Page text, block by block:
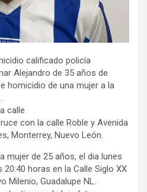
calificado policía
Alejandro de 35 años de
homicidio de una mujer a la
calle
con la calle Roble y Avenida
Monterrey, Nuevo León.
mujer de 25 años, el dia lunes
horas en la Calle Siglo XX
Milenio, Guadalupe NL.